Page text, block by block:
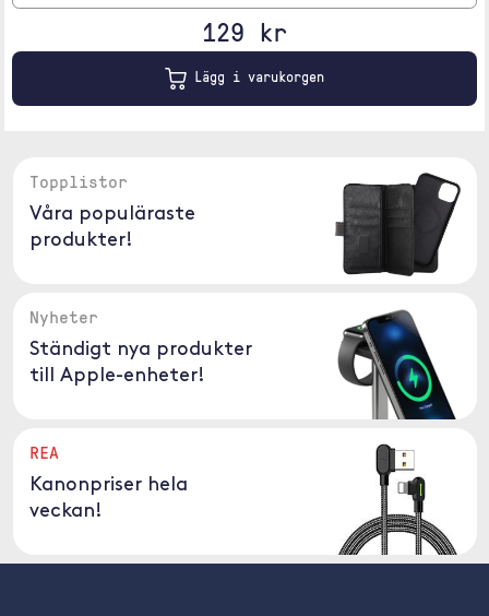
129 kr
Lägg i varukorgen
Topplistor
Våra populäraste
produkter!
Nyheter
Ständigt nya produkter
till Apple-enheter!
REA
Kanonpriser hela
veckan!